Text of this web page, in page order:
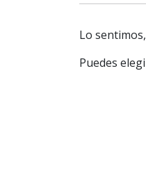
Lo sentimos,
Puedes